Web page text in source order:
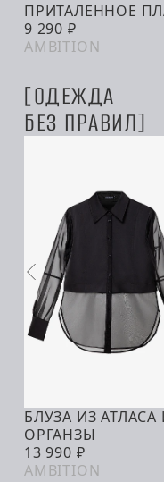
ОДЕЖДА
БЕЗ ПРАВИЛ
ПРИТАЛЕННОЕ
9 290 ₽
AMBITION
В КОРЗИНУ
БЛУЗА ИЗ АТЛАСА
ОРГАНЗЫ
13 990 ₽
AMBITION